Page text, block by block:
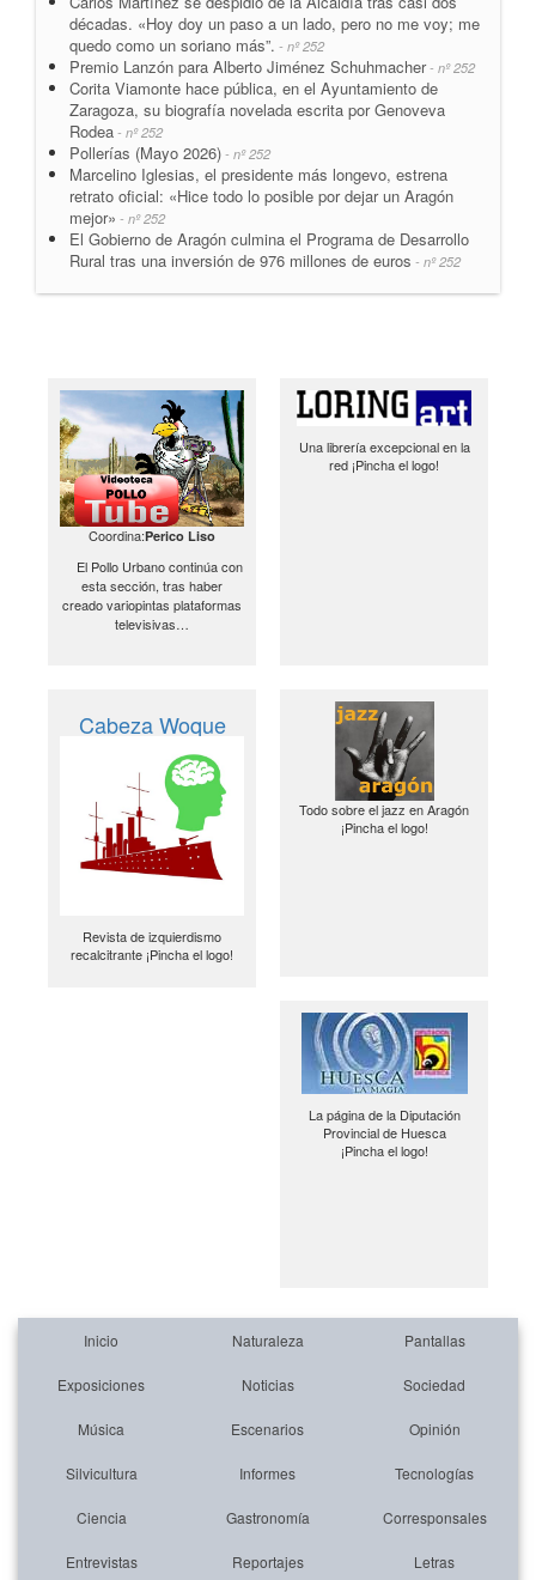
décadas. «Hoy doy un paso a un lado, pero no me voy; me
quedo como un soriano más”. - nº 252
Premio Lanzón para Alberto Jiménez Schuhmacher- nº 252
Corita Viamonte hace pública, en el Ayuntamiento de
Zaragoza, su biografía novelada escrita por Genoveva
Rodea - nº 252
Pollerías (Mayo 2026) - nº 252
Marcelino Iglesias, el presidente más longevo, estrena
retrato oficial: «Hice todo lo posible por dejar un Aragón
mejor» - nº 252
El Gobierno de Aragón culmina el Programa de Desarrollo
Rural tras una inversión de 976 millones de euros - nº 252
Coordina:Perico Liso
El Pollo Urbano continúa con
esta sección, tras haber
creado variopintas plataformas
televisivas…
Una librería excepcional en la
red ¡Pincha el logo!
Cabeza Woque
Revista de izquierdismo
recalcitrante ¡Pincha el logo!
Todo sobre el jazz en Aragón
¡Pincha el logo!
La página de la Diputación
Provincial de Huesca
¡Pincha el logo!
Inicio Naturaleza Pantallas
Exposiciones Noticias Sociedad
Música Escenarios Opinión
Silvicultura Informes Tecnologías
Ciencia Gastronomía Corresponsales
Entrevistas Reportajes Letras